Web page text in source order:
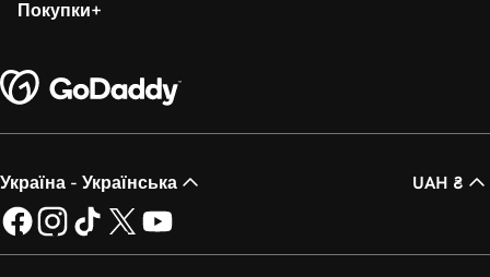
Покупки
Україна - Українська UAH ₴